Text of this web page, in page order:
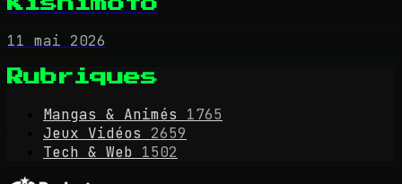
11 mai 2026
Rubriques
Mangas & Animés
1765
Jeux Vidéos
2659
Tech & Web 1502